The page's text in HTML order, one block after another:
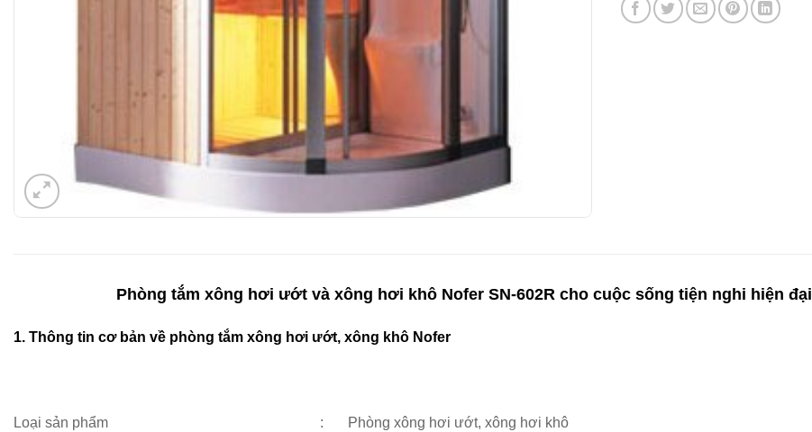
Phòng tắm xông hơi ướt và xông hơi khô Nofer SN-602R cho cuộc sống tiện nghi hiện đại
1. Thông tin cơ bản về phòng tắm xông hơi ướt, xông khô Nofer
Loại sản phẩm : Phòng xông hơi ướt, xông hơi khô